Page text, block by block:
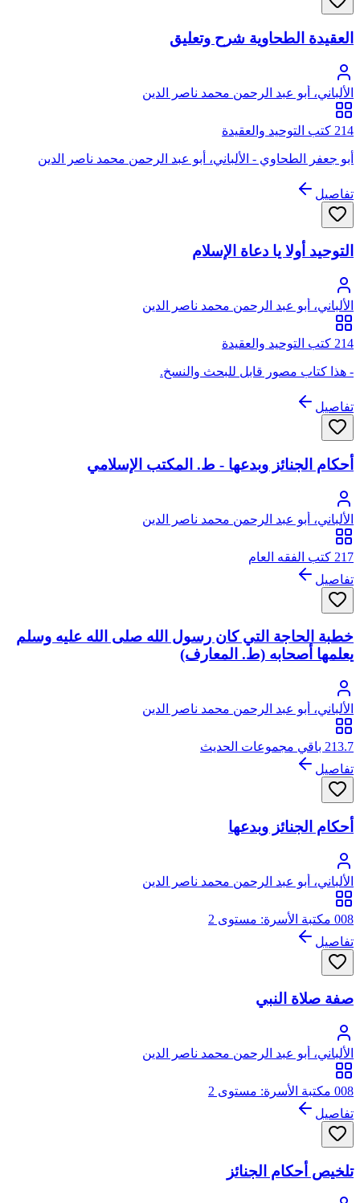
العقيدة الطحاوية شرح وتعليق
الألباني، أبو عبد الرحمن محمد ناصر الدين
214 كتب التوحيد والعقيدة
أبو جعفر الطحاوي - الألباني، أبو عبد الرحمن محمد ناصر الدين
تفاصيل
التوحيد أولا يا دعاة الإسلام
الألباني، أبو عبد الرحمن محمد ناصر الدين
214 كتب التوحيد والعقيدة
- هذا كتاب مصور قابل للبحث والنسخ.
تفاصيل
أحكام الجنائز وبدعها - ط. المكتب الإسلامي
الألباني، أبو عبد الرحمن محمد ناصر الدين
217 كتب الفقه العام
تفاصيل
خطبة الحاجة التي كان رسول الله صلى الله عليه وسلم
يعلمها أصحابه (ط. المعارف)
الألباني، أبو عبد الرحمن محمد ناصر الدين
213.7 باقي مجموعات الحديث
تفاصيل
أحكام الجنائز وبدعها
الألباني، أبو عبد الرحمن محمد ناصر الدين
008 مكتبة الأسرة: مستوى 2
تفاصيل
صفة صلاة النبي
الألباني، أبو عبد الرحمن محمد ناصر الدين
008 مكتبة الأسرة: مستوى 2
تفاصيل
تلخيص أحكام الجنائز